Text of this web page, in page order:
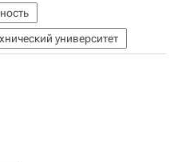
университет